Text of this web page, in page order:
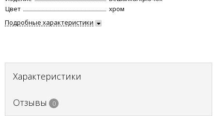
Цвет
хром
Подробные характеристики
Характеристики
Отзывы 0